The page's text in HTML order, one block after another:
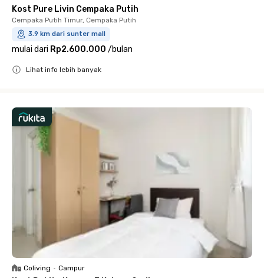
Kost Pure Livin Cempaka Putih
Cempaka Putih Timur, Cempaka Putih
3.9 km dari sunter mall
mulai dari Rp2.600.000 /bulan
Lihat info lebih banyak
Coliving • Campur